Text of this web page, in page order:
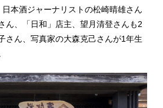
本酒ジャーナリストの松崎晴雄さん
ん、「日和」店主、望月清登さんも2
さん、写真家の大森克己さんが1年生